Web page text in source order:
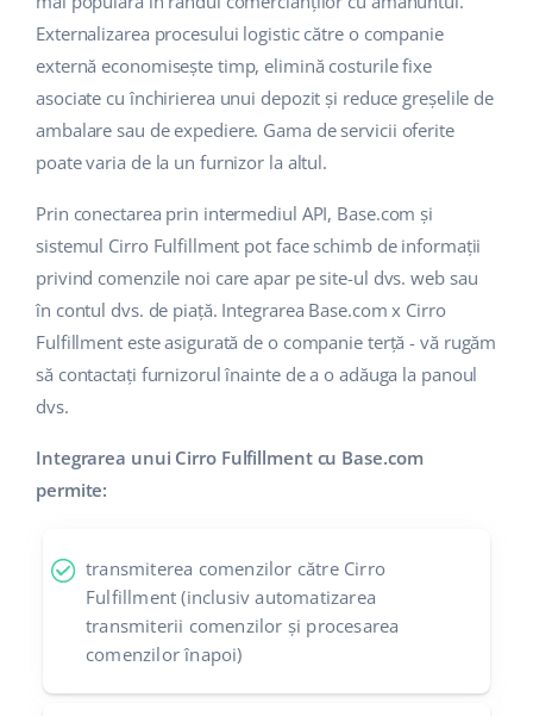
Externalizarea procesului logistic către o companie
externă economisește timp, elimină costurile fixe
asociate cu închirierea unui depozit și reduce greșelile de
ambalare sau de expediere. Gama de servicii oferite
poate varia de la un furnizor la altul.
Prin conectarea prin intermediul API, Base.com și
sistemul Cirro Fulfillment pot face schimb de informații
privind comenzile noi care apar pe site-ul dvs. web sau
în contul dvs. de piață. Integrarea Base.com x Cirro
Fulfillment este asigurată de o companie terță - vă rugăm
să contactați furnizorul înainte de a o adăuga la panoul
dvs.
Integrarea unui Cirro Fulfillment cu Base.com
permite:
transmiterea comenzilor către Cirro
Fulfillment (inclusiv automatizarea
transmiterii comenzilor și procesarea
comenzilor înapoi)